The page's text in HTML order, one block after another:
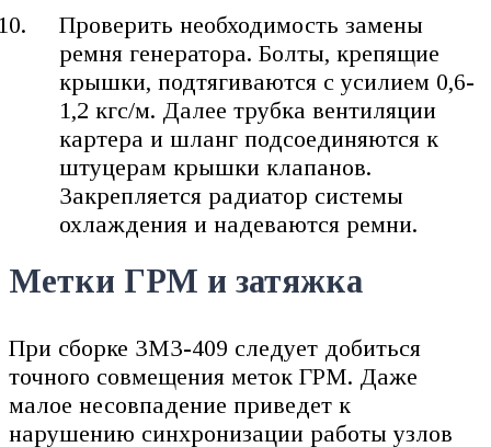
Проверить необходимость замены
ремня генератора. Болты, крепящие
крышки, подтягиваются с усилием 0,6-
1,2 кгс/м. Далее трубка вентиляции
картера и шланг подсоединяются к
штуцерам крышки клапанов.
Закрепляется радиатор системы
охлаждения и надеваются ремни.
Метки ГРМ и затяжка
При сборке ЗМЗ-409 следует добиться
точного совмещения меток ГРМ. Даже
малое несовпадение приведет к
нарушению синхронизации работы узлов